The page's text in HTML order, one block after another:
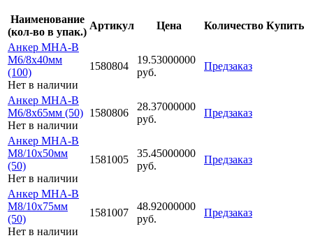
Наименование
(кол-во в упак.)
Артикул Цена Количество Купить
Анкер MHA-B
M6/8x40мм
(100)
Нет в наличии
1580804
19.53000000
руб.
Предзаказ
Анкер MHA-B
M6/8x65мм (50)
Нет в наличии
1580806
28.37000000
руб.
Предзаказ
Анкер MHA-B
M8/10x50мм
(50)
Нет в наличии
1581005
35.45000000
руб.
Предзаказ
Анкер MHA-B
M8/10x75мм
(50)
Нет в наличии
1581007
48.92000000
руб.
Предзаказ